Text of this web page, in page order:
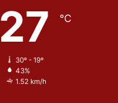
27 ℃
30º - 19º
43%
1.52 km/h